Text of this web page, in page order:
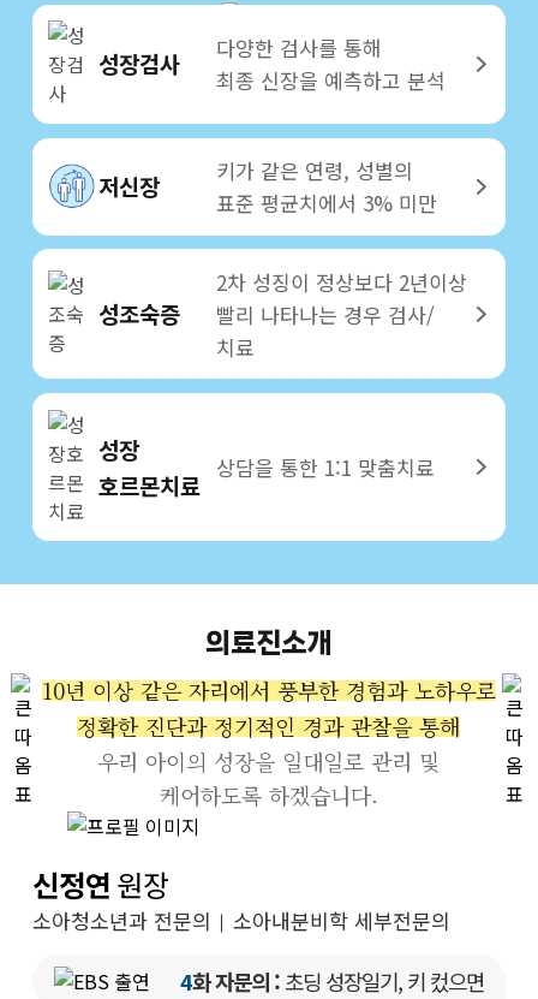
성장검사
다양한 검사를 통해
최종 신장을 예측하고 분석
저신장
키가 같은 연령, 성별의
표준 평균치에서 3% 미만
성조숙증
2차 성징이 정상보다 2년이상
빨리 나타나는 경우 검사/
치료
성장
호르몬치료
상담을 통한 1:1 맞춤치료
의료진소개
10년 이상 같은 자리에서 풍부한 경험과 노하우로
정확한 진단과 정기적인 경과 관찰을 통해
우리 아이의 성장을 일대일로 관리 및
케어하도록 하겠습니다.
신정연 원장
소아청소년과 전문의 소아내분비학 세부전문의
4화 자문의 :초딩 성장일기, 키 컸으면